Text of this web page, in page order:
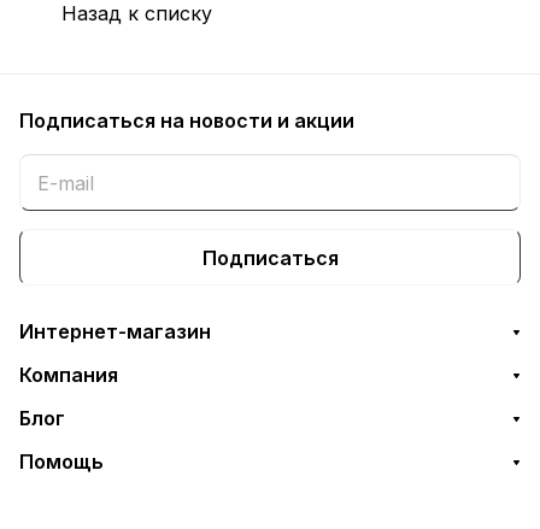
LBP6030w, MF3010
Назад к списку
Подписаться на новости и акции
Подписаться
Интернет-магазин
Компания
Блог
Помощь